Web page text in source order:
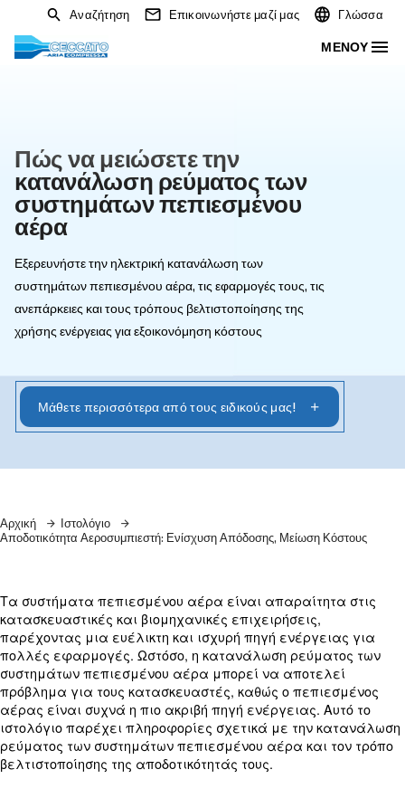
Αναζήτηση Επικοινωνήστε μαζί μας
Πώς να μειώσετε την
κατανάλωση ρεύματος των
συστημάτων πεπιεσμένου
αέρα
Εξερευνήστε την ηλεκτρική κατανάλωση των
ανεπάρκειες και τους τρόπους βελτιστοποίησης της
χρήσης ενέργειας για εξοικονόμηση κόστους
Αρχική
Ιστολόγιο
Αποδοτικότητα Αεροσυμπιεστή: Ενίσχυση Απόδοσης, Μείωση
Τα συστήματα πεπιεσμένου αέρα είναι
κατασκευαστικές και βιομηχανικές επιχειρήσεις,